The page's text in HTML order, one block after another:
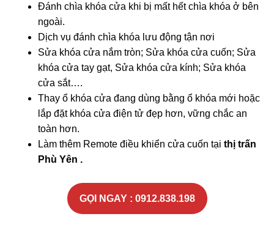
Đánh chìa khóa cửa khi bị mất hết chìa khóa ở bên
ngoài.
Dịch vụ đánh chìa khóa lưu động tận nơi
Sửa khóa cửa nắm tròn; Sửa khóa cửa cuốn; Sửa
khóa cửa tay gạt, Sửa khóa cửa kính; Sửa khóa
cửa sắt….
Thay ổ khóa cửa đang dùng bằng ổ khóa mới hoặc
lắp đặt khóa cửa điện tử đẹp hơn, vững chắc an
toàn hơn.
Làm thêm Remote điều khiển cửa cuốn tạithị trấn
Phù Yên .
GỌI NGAY : 0912.838.198